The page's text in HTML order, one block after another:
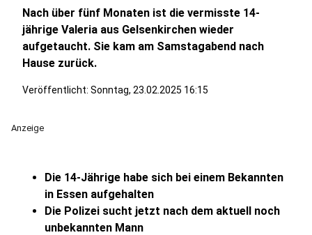
Nach über fünf Monaten ist die vermisste 14-
jährige Valeria aus Gelsenkirchen wieder
aufgetaucht. Sie kam am Samstagabend nach
Hause zurück.
Veröffentlicht: Sonntag, 23.02.2025 16:15
Anzeige
Die 14-Jährige habe sich bei einem Bekannten
in Essen aufgehalten
Die Polizei sucht jetzt nach dem aktuell noch
unbekannten Mann